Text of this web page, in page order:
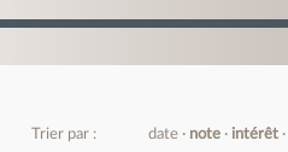
Trier par : date note intérêt